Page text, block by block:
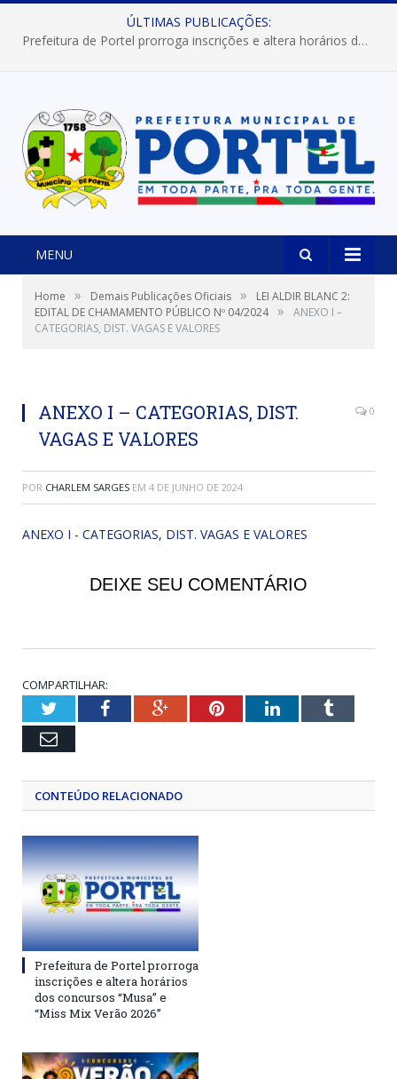
ÚLTIMAS PUBLICAÇÕES:
Prefeitura de Portel prorroga inscrições e altera horários dos concursos “Musa” e “Miss Mix Verão 2026”
MENU
Home » Demais Publicações Oficiais »
LEI ALDIR BLANC 2:
EDITAL DE CHAMAMENTO PÚBLICO Nº 04/2024 »
ANEXO I –
CATEGORIAS, DIST. VAGAS E VALORES
ANEXO I – CATEGORIAS, DIST.
VAGAS E VALORES
0
POR CHARLEM SARGES EM 4 DE JUNHO DE 2024
ANEXO I - CATEGORIAS, DIST. VAGAS E VALORES
DEIXE SEU COMENTÁRIO
COMPARTILHAR:
TwitterFacebookGoogle+PinterestLinkedInTumblr
Email
CONTEÚDO RELACIONADO
Prefeitura de Portel prorroga
inscrições e altera horários
dos concursos “Musa” e
“Miss Mix Verão 2026”